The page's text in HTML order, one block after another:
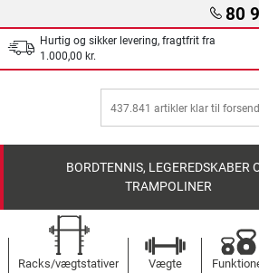
80
Hurtig og sikker levering, fragtfrit fra
1.000,00 kr.
BORDTENNIS, LEGEREDSKABER
TRAMPOLINER
Racks/vægtstativer Vægte